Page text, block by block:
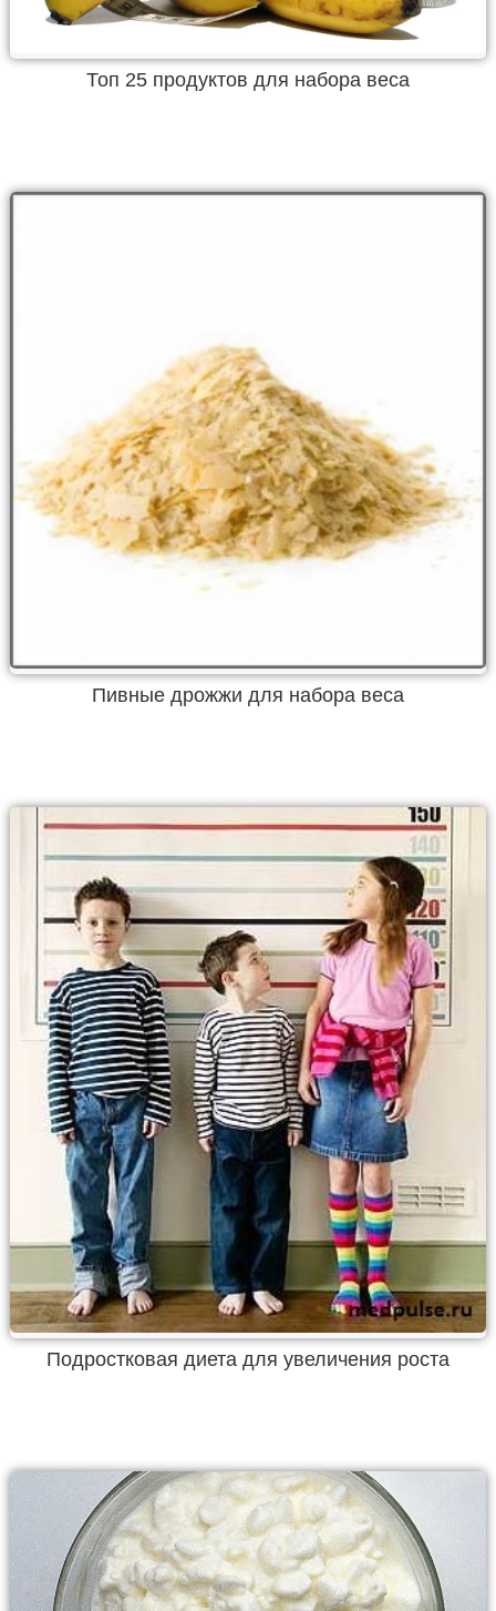
Топ 25 продуктов для набора веса
Пивные дрожжи для набора веса
Подростковая диета для увеличения роста